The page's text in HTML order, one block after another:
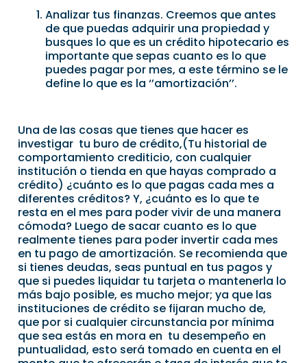
Analizar tus finanzas. Creemos que antes
de que puedas adquirir una propiedad y
busques lo que es un crédito hipotecario es
importante que sepas cuanto es lo que
puedes pagar por mes, a este término se le
define lo que es la ‘’amortización’’.
Una de las cosas que tienes que hacer es
investigar tu buro de crédito,(Tu historial de
comportamiento crediticio, con cualquier
institución o tienda en que hayas comprado a
crédito) ¿cuánto es lo que pagas cada mes a
diferentes créditos? Y, ¿cuánto es lo que te
resta en el mes para poder vivir de una manera
cómoda? Luego de sacar cuanto es lo que
realmente tienes para poder invertir cada mes
en tu pago de amortización. Se recomienda que
si tienes deudas, seas puntual en tus pagos y
que si puedes liquidar tu tarjeta o mantenerla lo
más bajo posible, es mucho mejor; ya que las
instituciones de crédito se fijaran mucho de,
que por si cualquier circunstancia por mínima
que sea estás en mora en tu desempeño en
puntualidad, esto será tomado en cuenta en el